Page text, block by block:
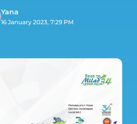
Yana
16 January 2023, 7:29 PM